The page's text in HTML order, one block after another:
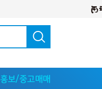
홍보/중고매매